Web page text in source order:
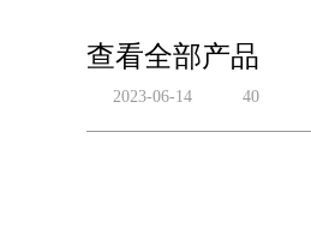
查看全部产品
2023-06-14 40